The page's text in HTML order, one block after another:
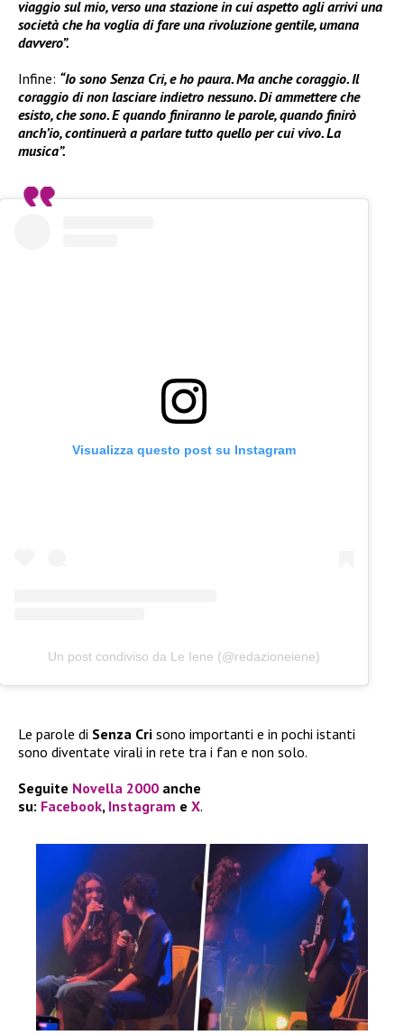
viaggio sul mio, verso una stazione in cui aspetto agli arrivi una
società che ha voglia di fare una rivoluzione gentile, umana
davvero”.
Infine: “Io sono Senza Cri, e ho paura. Ma anche coraggio. Il
coraggio di non lasciare indietro nessuno. Di ammettere che
esisto, che sono. E quando finiranno le parole, quando finirò
anch’io, continuerà a parlare tutto quello per cui vivo. La
musica”.
Visualizza questo post su Instagram
Un post condiviso da Le Iene (@redazioneiene)
Le parole di Senza Cri sono importanti e in pochi istanti
sono diventate virali in rete tra i fan e non solo.
Seguite Novella 2000 anche
su: Facebook, Instagram e X.